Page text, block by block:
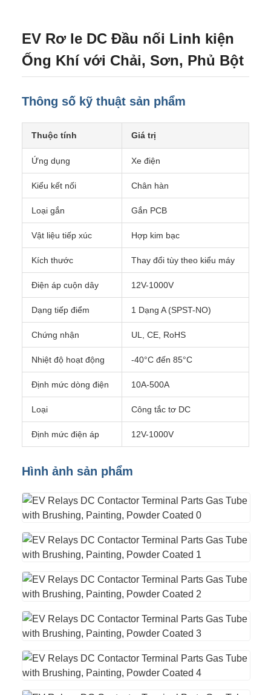
EV Rơ le DC Đầu nối Linh kiện
Ống Khí với Chải, Sơn, Phủ Bột
Thông số kỹ thuật sản phẩm
Thuộc tính Giá trị
Ứng dụng Xe điện
Kiểu kết nối Chân hàn
Loại gắn Gắn PCB
Vật liệu tiếp xúc Hợp kim bạc
Kích thước Thay đổi tùy theo kiểu máy
Điện áp cuộn dây 12V-1000V
Dạng tiếp điểm 1 Dạng A (SPST-NO)
Chứng nhận UL, CE, RoHS
Nhiệt độ hoạt động -40°C đến 85°C
Định mức dòng điện 10A-500A
Loại Công tắc tơ DC
Định mức điện áp 12V-1000V
Hình ảnh sản phẩm